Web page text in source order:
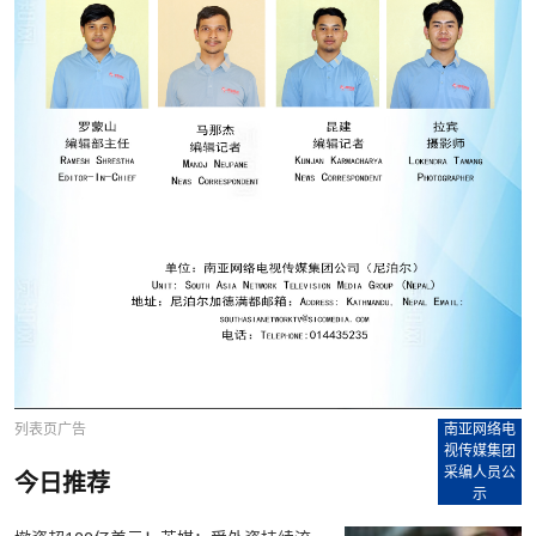
列表页广告
南亚网络电
视传媒集团
采编人员公
示
今日推荐